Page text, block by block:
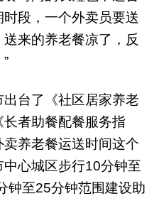
段，一个外卖员要送
来的养老餐凉了，反
台了《社区居家养老
者助餐配餐服务指
养老餐运送时间这个
心城区步行10分钟至
钟至25分钟范围建设助